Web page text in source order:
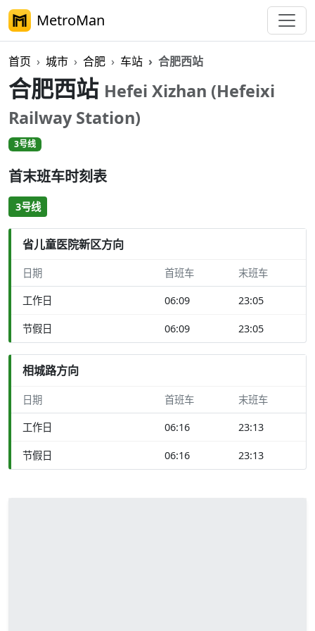
MetroMan
首页 城市 合肥 车站 合肥西站
合肥西站 Hefei Xizhan (Hefeixi
Railway Station)
3号线
首末班车时刻表
3号线
省儿童医院新区方向
日期 首班车 末班车
工作日 06:09 23:05
节假日 06:09 23:05
相城路方向
日期 首班车 末班车
工作日 06:16 23:13
节假日 06:16 23:13